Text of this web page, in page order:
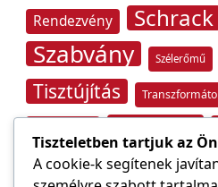
Rendezvény Schrack
Szabvány Szélerőmű
Tisztújítás
Villámvédelem
Tiszteletben tartjuk az
A cookie-k segítenek